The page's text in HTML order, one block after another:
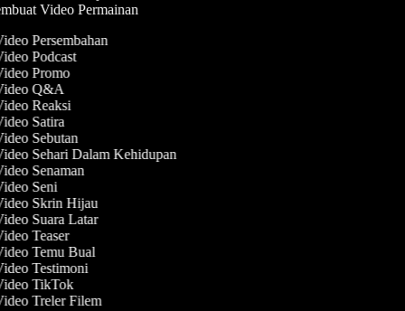
Video Permainan
Persembahan
Podcast
Promo
Q&A
Reaksi
Satira
Sebutan
Sehari Dalam Kehidupan
Senaman
Seni
Skrin Hijau
Suara Latar
Teaser
Temu Bual
Testimoni
TikTok
Treler Filem